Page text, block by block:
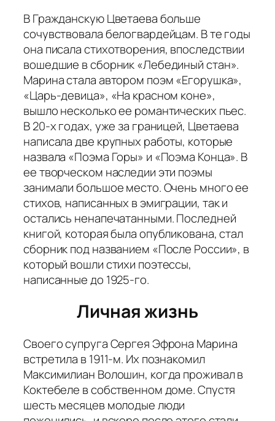
В Гражданскую Цветаева больше
сочувствовала белогвардейцам. В те годы
она писала стихотворения, впоследствии
вошедшие в сборник «Лебединый стан».
Марина стала автором поэм «Егорушка»,
«Царь-девица», «На красном коне»,
вышло несколько ее романтических пьес.
В 20-х годах, уже за границей, Цветаева
написала две крупных работы, которые
назвала «Поэма Горы» и «Поэма Конца». В
ее творческом наследии эти поэмы
занимали большое место. Очень много ее
стихов, написанных в эмиграции, так и
остались ненапечатанными. Последней
книгой, которая была опубликована, стал
сборник под названием «После России», в
который вошли стихи поэтессы,
написанные до 1925-го.
Личная жизнь
Своего супруга Сергея Эфрона Марина
встретила в 1911-м. Их познакомил
Максимилиан Волошин, когда проживал в
Коктебеле в собственном доме. Спустя
шесть месяцев молодые люди